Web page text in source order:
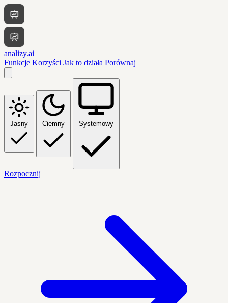
analizy.ai
Funkcje Korzyści Jak to działa Porównaj
Jasny Ciemny Systemowy
Rozpocznij